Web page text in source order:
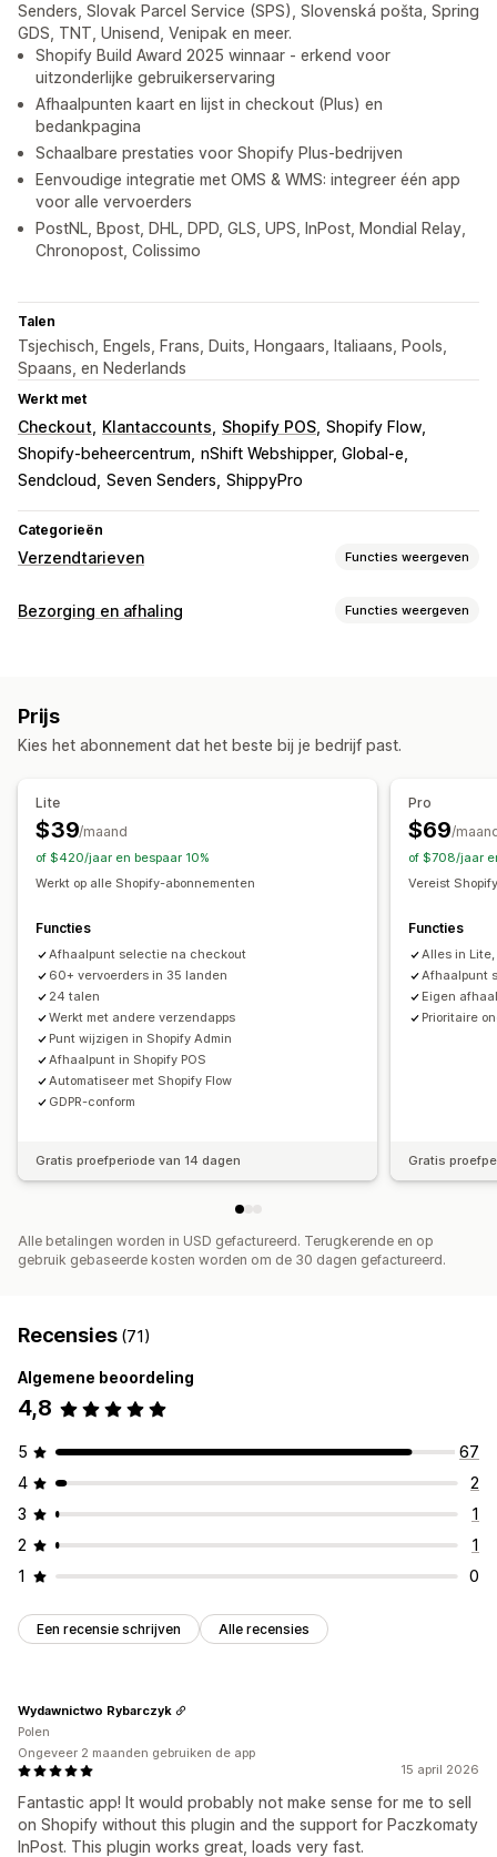
Senders, Slovak Parcel Service (SPS), Slovenská pošta, Spring
GDS, TNT, Unisend, Venipak en meer.
Shopify Build Award 2025 winnaar - erkend voor
uitzonderlijke gebruikerservaring
Afhaalpunten kaart en lijst in checkout (Plus) en
bedankpagina
Schaalbare prestaties voor Shopify Plus-bedrijven
Eenvoudige integratie met OMS & WMS: integreer één app
voor alle vervoerders
PostNL, Bpost, DHL, DPD, GLS, UPS, InPost, Mondial Relay,
Chronopost, Colissimo
Talen
Tsjechisch, Engels, Frans, Duits, Hongaars, Italiaans, Pools,
Spaans, en Nederlands
Werkt met
Checkout Klantaccounts Shopify POS Shopify Flow
Shopify-beheercentrum nShift Webshipper, Global-e
Sendcloud
Seven Senders ShippyPro
Categorieën
Verzendtarieven Functies weergeven
Tariefberekening
Afhankelijk van aantal
Gemengd tarief Meerdere zones Meerdere herkomsten
Aanpassing
Aangepaste meldingen
Hernoemingsopties Geolocatie
Meerdere valuta Aangepaste regels
Bezorging en afhaling Functies weergeven
Aangepaste berichten
Prijs
Kies het abonnement dat het beste bij je bedrijf past.
Lite
$39/maand
of $420/jaar en bespaar 10%
Werkt op alle Shopify-abonnementen
Functies
Afhaalpunt selectie na checkout
60+ vervoerders in 35 landen
24 talen
Werkt met andere verzendapps
Punt wijzigen in Shopify Admin
Afhaalpunt in Shopify POS
Automatiseer met Shopify Flow
GDPR-conform
Gratis proefperiode van 14 dagen
Pro
$69/
of $708/jaar
Vereist
Functies
Alles in
Afhaalpunt
Eigen
Prioritaire
Gratis
Alle betalingen worden in USD gefactureerd. Terugkerende en op
gebruik gebaseerde kosten worden om de 30 dagen gefactureerd.
Recensies (71)
Algemene beoordeling
4,8
5
67
4
2
3
1
2
1
1
0
Een recensie schrijven Alle recensies
15 april 2026
Fantastic app! It would probably not make sense for me to sell
on Shopify without this plugin and the support for Paczkomaty
InPost. This plugin works great, loads very fast.
Wydawnictwo Rybarczyk
Polen
Ongeveer 2 maanden gebruiken de app